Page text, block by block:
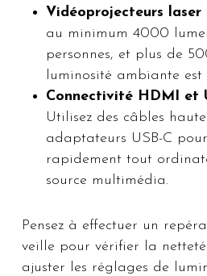
Vidéoprojecteurs laser
au minimum 4000
personnes, et plus de
luminosité ambiante est
Connectivité HDMI et
Utilisez des câbles
adaptateurs USB-C
rapidement tout
source multimédia.
Pensez à effectuer un
veille pour vérifier la
ajuster les réglages de